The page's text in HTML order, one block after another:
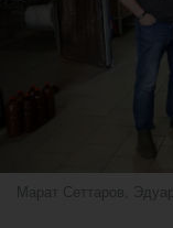
Марат Сеттаров,